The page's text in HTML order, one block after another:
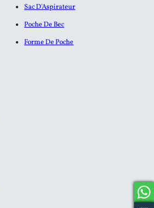
Sac D'Aspirateur
Poche De Bec
Forme De Poche